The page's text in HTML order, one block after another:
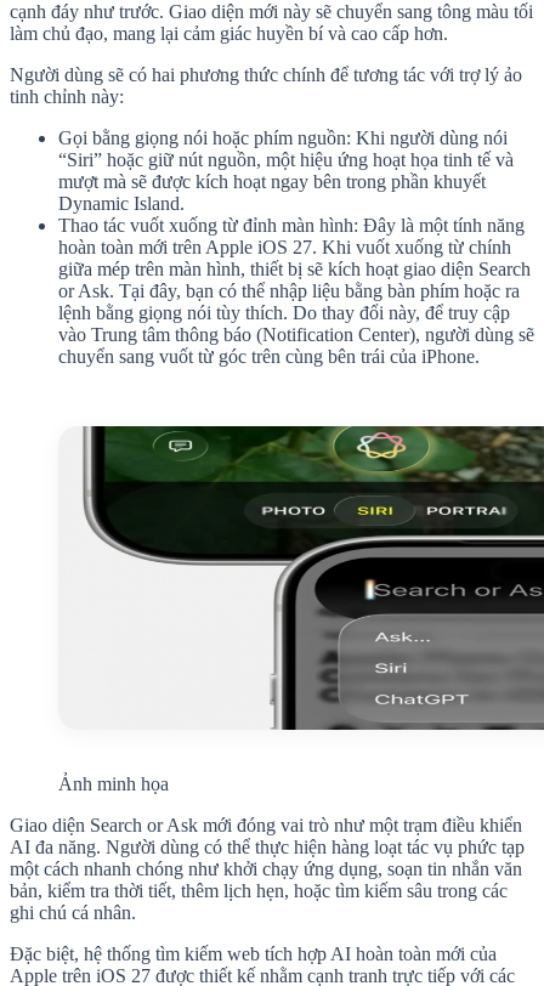
cạnh đáy như trước. Giao diện mới này sẽ chuyển sang tông màu tối
làm chủ đạo, mang lại cảm giác huyền bí và cao cấp hơn.
Người dùng sẽ có hai phương thức chính để tương tác với trợ lý ảo
tinh chỉnh này:
Gọi bằng giọng nói hoặc phím nguồn: Khi người dùng nói
“Siri” hoặc giữ nút nguồn, một hiệu ứng hoạt họa tinh tế và
mượt mà sẽ được kích hoạt ngay bên trong phần khuyết
Dynamic Island.
Thao tác vuốt xuống từ đỉnh màn hình: Đây là một tính năng
hoàn toàn mới trên Apple iOS 27. Khi vuốt xuống từ chính
giữa mép trên màn hình, thiết bị sẽ kích hoạt giao diện Search
or Ask. Tại đây, bạn có thể nhập liệu bằng bàn phím hoặc ra
lệnh bằng giọng nói tùy thích. Do thay đổi này, để truy cập
vào Trung tâm thông báo (Notification Center), người dùng sẽ
chuyển sang vuốt từ góc trên cùng bên trái của iPhone.
Ảnh minh họa
Giao diện Search or Ask mới đóng vai trò như một trạm điều khiển
AI đa năng. Người dùng có thể thực hiện hàng loạt tác vụ phức tạp
một cách nhanh chóng như khởi chạy ứng dụng, soạn tin nhắn văn
bản, kiểm tra thời tiết, thêm lịch hẹn, hoặc tìm kiếm sâu trong các
ghi chú cá nhân.
Đặc biệt, hệ thống tìm kiếm web tích hợp AI hoàn toàn mới của
Apple trên iOS 27 được thiết kế nhằm cạnh tranh trực tiếp với các